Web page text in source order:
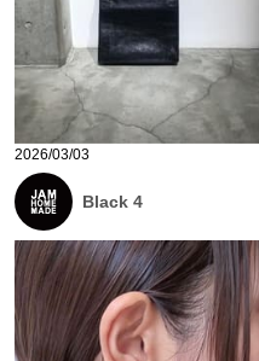
2026/03/03
Black 4